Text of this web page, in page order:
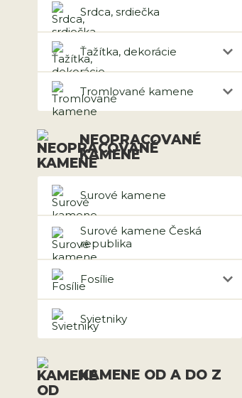
Srdca, srdiečka
Ťažítka, dekorácie
Tromlované kamene
NEOPRACOVANÉ
KAMENE
Surové kamene
Surové kamene Česká
republika
Fosílie
Svietniky
KAMENE OD A DO Z